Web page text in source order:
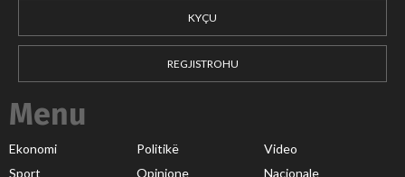
KYÇU
REGJISTROHU
Menu
Ekonomi Politikë
Video
Sport
Opinione Nacionale